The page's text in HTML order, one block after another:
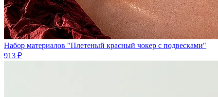
Набор материалов "Плетеный красный чокер с подвесками"
913 ₽